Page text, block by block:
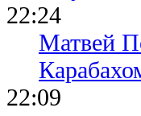
22:24
Матвей
22:09